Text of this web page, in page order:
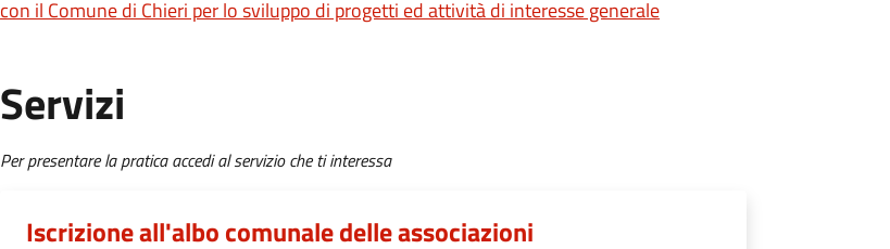
con il Comune di Chieri per lo sviluppo di progetti ed attività di interesse generale
Servizi
Per presentare la pratica accedi al servizio che ti interessa
Iscrizione all'albo comunale delle associazioni